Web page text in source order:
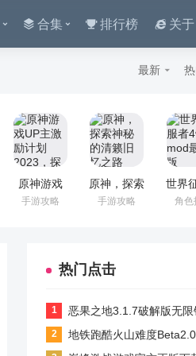
合集 排行榜 关于
最新
原神游戏
UP主激励
挑战自我
手游攻略
原神，探索
神秘的清籁
手游攻略
世界
4帝
角色
热门点击
恶果之地3.1.7破解版无限钻石版下载
地铁跑酷火山难度Beta2.0下载破解版